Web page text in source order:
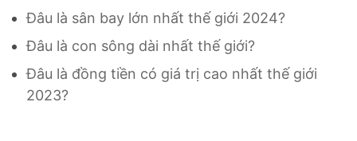
Đâu là sân bay lớn nhất thế giới 2024?
Đâu là con sông dài nhất thế giới?
Đâu là đồng tiền có giá trị cao nhất thế giới
2023?